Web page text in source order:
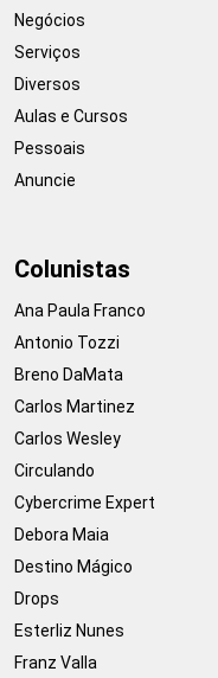
Negócios
Serviços
Diversos
Aulas e Cursos
Pessoais
Anuncie
Colunistas
Ana Paula Franco
Antonio Tozzi
Breno DaMata
Carlos Martinez
Carlos Wesley
Circulando
Cybercrime Expert
Debora Maia
Destino Mágico
Drops
Esterliz Nunes
Franz Valla